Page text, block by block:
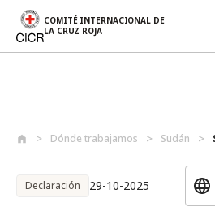
COMITÉ INTERNACIONAL DE
LA CRUZ ROJA
Dónde trabajamos Sudán
Declaración 29-10-2025